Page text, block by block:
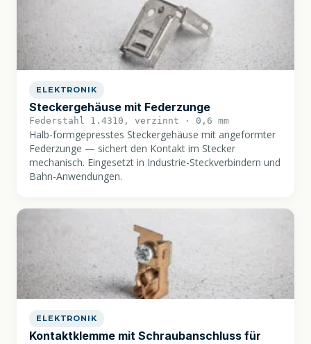
ELEKTRONIK
Steckergehäuse mit Federzunge
Federstahl 1.4310, verzinnt · 0,6 mm
Halb-formgepresstes Steckergehäuse mit angeformter
Federzunge — sichert den Kontakt im Stecker
mechanisch. Eingesetzt in Industrie-Steckverbindern und
Bahn-Anwendungen.
ELEKTRONIK
Kontaktklemme mit Schraubanschluss für